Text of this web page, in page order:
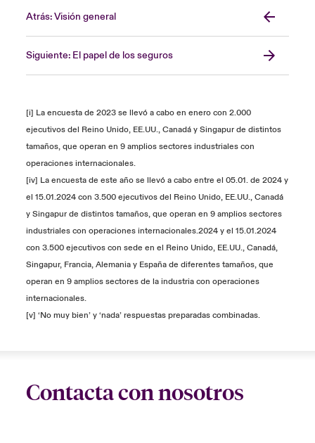
Atrás: Visión general
Siguiente: El papel de los seguros
[i] La encuesta de 2023 se llevó a cabo en enero con 2.000
ejecutivos del Reino Unido, EE.UU., Canadá y Singapur de distintos
tamaños, que operan en 9 amplios sectores industriales con
operaciones internacionales.
[iv] La encuesta de este año se llevó a cabo entre el 05.01. de 2024 y
el 15.01.2024 con 3.500 ejecutivos del Reino Unido, EE.UU., Canadá
y Singapur de distintos tamaños, que operan en 9 amplios sectores
industriales con operaciones internacionales.2024 y el 15.01.2024
con 3.500 ejecutivos con sede en el Reino Unido, EE.UU., Canadá,
Singapur, Francia, Alemania y España de diferentes tamaños, que
operan en 9 amplios sectores de la industria con operaciones
internacionales.
[v] ‘No muy bien’ y ‘nada’ respuestas preparadas combinadas.
Contacta con nosotros